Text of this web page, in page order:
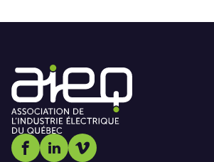
Social media link icon-facebook
Social media link icon-linkedin
Social media link icon-vimeo